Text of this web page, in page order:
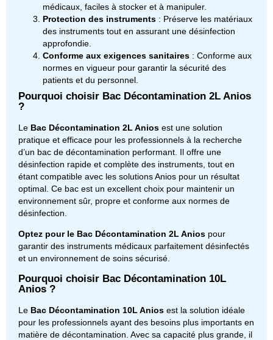
médicaux, faciles à stocker et à manipuler.
Protection des instruments : Préserve les matériaux
des instruments tout en assurant une désinfection
approfondie.
Conforme aux exigences sanitaires : Conforme aux
normes en vigueur pour garantir la sécurité des
patients et du personnel.
Pourquoi choisir Bac Décontamination 2L Anios
?
Le Bac Décontamination 2L Anios est une solution
pratique et efficace pour les professionnels à la recherche
d’un bac de décontamination performant. Il offre une
désinfection rapide et complète des instruments, tout en
étant compatible avec les solutions Anios pour un résultat
optimal. Ce bac est un excellent choix pour maintenir un
environnement sûr, propre et conforme aux normes de
désinfection.
Optez pour le Bac Décontamination 2L Anios pour
garantir des instruments médicaux parfaitement désinfectés
et un environnement de soins sécurisé.
Pourquoi choisir Bac Décontamination 10L
Anios ?
Le Bac Décontamination 10L Anios est la solution idéale
pour les professionnels ayant des besoins plus importants en
matière de décontamination. Avec sa capacité plus grande, il